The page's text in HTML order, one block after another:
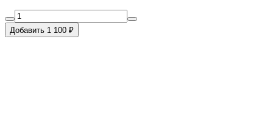
Добавить 1 100 ₽